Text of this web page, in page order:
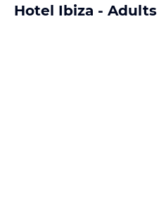
Hotel Ibiza -